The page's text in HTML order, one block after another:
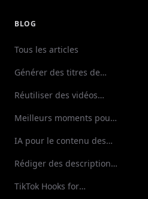
BLOG
Tous les articles
Générer des titres de
Réutiliser des vidéos
Meilleurs moments pour
IA pour le contenu des
Rédiger des descriptions
TikTok Hooks for